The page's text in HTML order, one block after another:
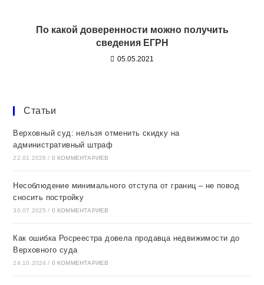
По какой доверенности можно получить
сведения ЕГРН
05.05.2021
Статьи
Верховный суд: нельзя отменить скидку на
административный штраф
22.01.2026 / 0 КОММЕНТАРИЕВ
Несоблюдение минимального отступа от границ – не повод
сносить постройку
30.07.2025 / 0 КОММЕНТАРИЕВ
Как ошибка Росреестра довела продавца недвижимости до
Верховного суда
24.10.2024 / 0 КОММЕНТАРИЕВ